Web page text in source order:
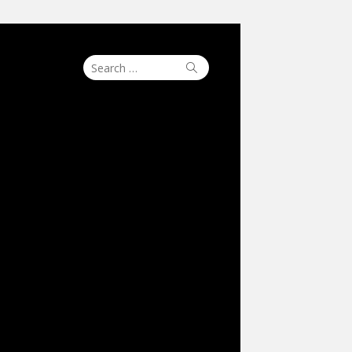
Search
for:
Search